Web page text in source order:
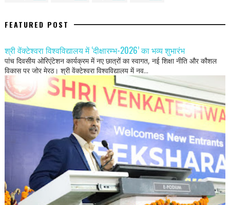
FEATURED POST
श्री वेंक्टेश्वरा विश्वविद्यालय में ‘दीक्षारम्भ-2026’ का भव्य शुभारंभ
पांच दिवसीय ओरिएंटेशन कार्यक्रम में नए छात्रों का स्वागत, नई शिक्षा नीति और कौशल
विकास पर जोर मेरठ। श्री वेंक्टेश्वरा विश्वविद्यालय में नव...